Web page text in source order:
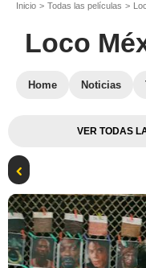
Inicio Todas las películas
Loco
Home Noticias
VER TODAS